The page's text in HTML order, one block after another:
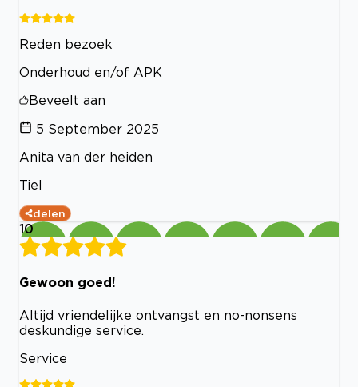
Reden bezoek
Onderhoud en/of APK
Beveelt aan
5 September 2025
Anita van der heiden
Tiel
delen
10
Gewoon goed!
Altijd vriendelijke ontvangst en no-nonsens
deskundige service.
Service